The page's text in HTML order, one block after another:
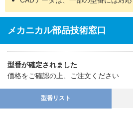
メカニカル部品技術窓口
型番が確定されました
価格をご確認の上、ご注文ください
型番リスト